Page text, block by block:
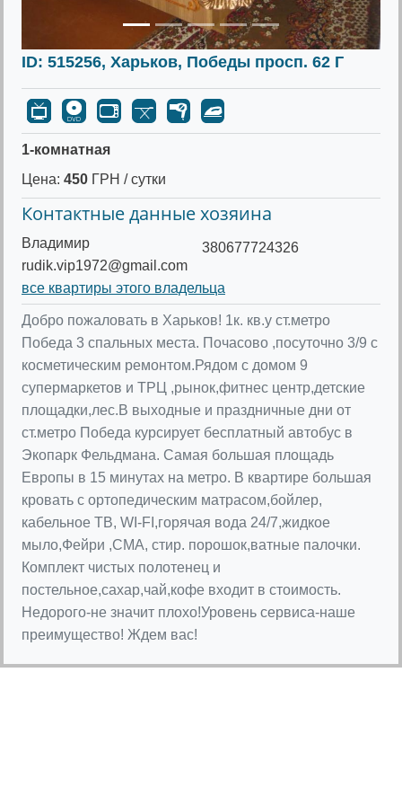
ID: 515256, Харьков, Победы просп. 62 Г
1-комнатная
Цена: 450 ГРН / сутки
Контактные данные хозяина
Владимир
rudik.vip1972@gmail.com
380677724326
все квартиры этого владельца
Добро пожаловать в Харьков! 1к. кв.у ст.метро
Победа 3 спальных места. Почасово ,посуточно 3/9 с
косметическим ремонтом.Рядом с домом 9
супермаркетов и ТРЦ ,рынок,фитнес центр,детские
площадки,лес.В выходные и праздничные дни от
ст.метро Победа курсирует бесплатный автобус в
Экопарк Фельдмана. Самая большая площадь
Европы в 15 минутах на метро. В квартире большая
кровать с ортопедическим матрасом,бойлер,
кабельное ТВ, WI-FI,горячая вода 24/7,жидкое
мыло,Фейри ,СМА, стир. порошок,ватные палочки.
Комплект чистых полотенец и
постельное,сахар,чай,кофе входит в стоимость.
Недорого-не значит плохо!Уровень сервиса-наше
преимущество! Ждем вас!